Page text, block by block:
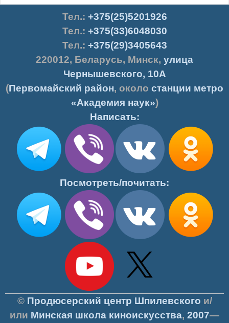
Тел.: +375(25)5201926
Тел.: +375(33)6048030
Тел.: +375(29)3405643
220012, Беларусь, Минск, улица
Чернышевского, 10А
(Первомайский район, около станции метро
«Академия наук»)
Написать:
Посмотреть/почитать:
© Продюсерский центр Шпилевского и/
или Минская школа киноискусства, 2007—